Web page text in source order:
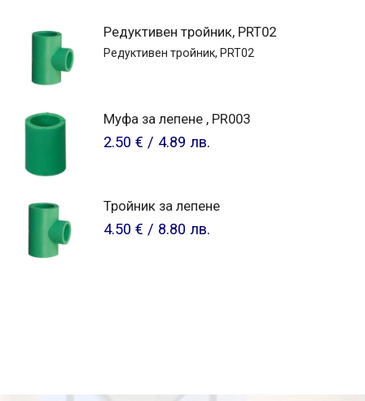
Редуктивен тройник, PRT02
Редуктивен тройник, PRT02
Муфа за лепене , PR003
2.50 € / 4.89 лв.
Тройник за лепене
4.50 € / 8.80 лв.